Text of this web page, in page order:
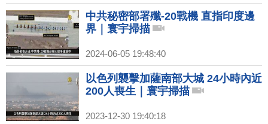
中共秘密部署殲-20戰機 直指印度邊
界｜寰宇掃描
2024-06-05 19:48:40
以色列襲擊加薩南部大城 24小時內近
200人喪生｜寰宇掃描
2023-12-30 19:40:18